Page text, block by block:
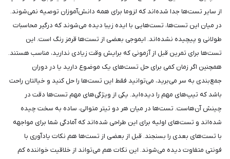
از سایر تست‌ها جدا شده‌اند که لزوما برای همه دانش‌آموزان توصیه نمی‌شوند.
در میان این تست‌ها، تست‌هایی با ایده زیبا دیده می‌شوند که درگیر محاسبات
طولانی و پیچیده نشده‌اند. ایموجی بعضی از تست‌ها قرمز رنگ است. این
تست‌ها برای تمرین قبل از آزمونی که برایش وقت زیادی ندارید، مناسب هستند.
همچنین اگر زمان کمی برای حل تست‌های یک موضوع دارید یا در دوران
جمع‌بندی به سر می‌برید، می‌توانید فقط این تست‌ها را حل کنید و خیالتان راحت
باشد که تیپ‌های مهم را دیده‌اید. یکی از ویژگی‌های مهم تست‌ها دقت در
چینش آن‌هاست. تست‌ها در میان هر دو تیتر متوالی، ساده به سخت چیده
شده‌اند و تست‌های اولیه برای این طراحی شده‌اند که آمادگی شما برای مواجهه
با تست‌های بعدی را بسنجند. قبل از بعضی از تست‌ها هم نکات یادآوری با
فونتی متفاوت دیده می‌شوند. این نکات هم می‌تواند از خلاقیت خواننده کم